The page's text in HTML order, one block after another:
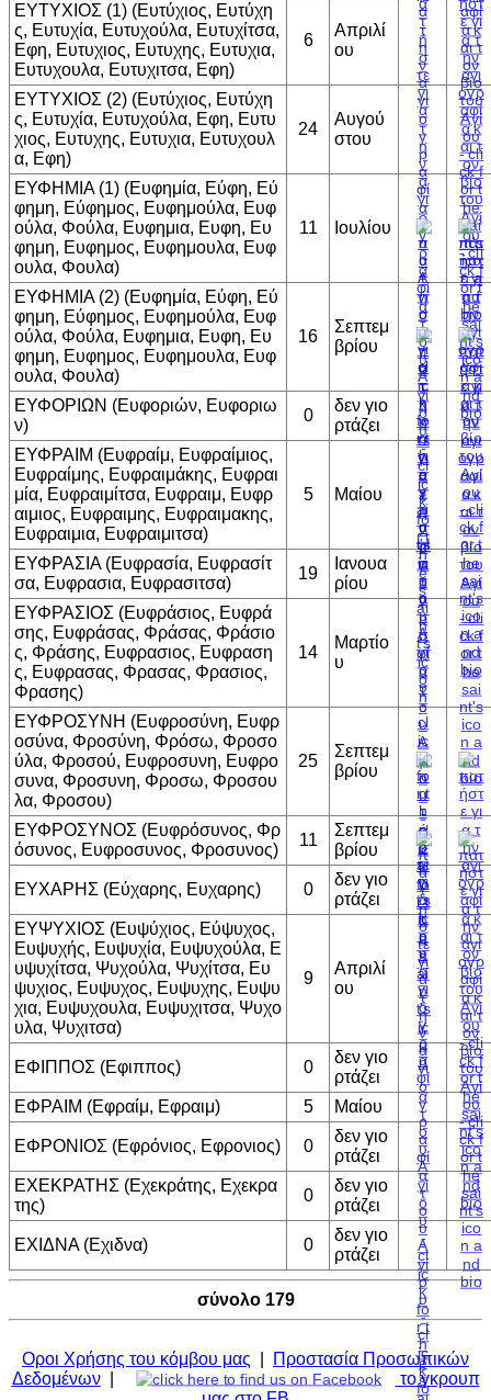
ΕΥΤΥΧΙΟΣ (1) (Ευτύχιος, Ευτύχη
ς, Ευτυχία, Ευτυχούλα, Ευτυχίτσα,
Εφη, Ευτυχιος, Ευτυχης, Ευτυχια,
Ευτυχουλα, Ευτυχιτσα, Εφη)
6
Απριλί
ου
ΕΥΤΥΧΙΟΣ (2) (Ευτύχιος, Ευτύχη
ς, Ευτυχία, Ευτυχούλα, Εφη, Ευτυ
χιος, Ευτυχης, Ευτυχια, Ευτυχουλ
α, Εφη)
24
Αυγού
στου
ΕΥΦΗΜΙΑ (1) (Ευφημία, Εύφη, Εύ
φημη, Εύφημος, Ευφημούλα, Ευφ
ούλα, Φούλα, Ευφημια, Ευφη, Ευ
φημη, Ευφημος, Ευφημουλα, Ευφ
ουλα, Φουλα)
11 Ιουλίου
ΕΥΦΗΜΙΑ (2) (Ευφημία, Εύφη, Εύ
φημη, Εύφημος, Ευφημούλα, Ευφ
ούλα, Φούλα, Ευφημια, Ευφη, Ευ
φημη, Ευφημος, Ευφημουλα, Ευφ
ουλα, Φουλα)
16
Σεπτεμ
βρίου
ΕΥΦΟΡΙΩΝ (Ευφοριών, Ευφοριω
ν)
0
δεν γιο
ρτάζει
ΕΥΦΡΑΙΜ (Ευφραίμ, Ευφραίμιος,
Ευφραίμης, Ευφραιμάκης, Ευφραι
μία, Ευφραιμίτσα, Ευφραιμ, Ευφρ
αιμιος, Ευφραιμης, Ευφραιμακης,
Ευφραιμια, Ευφραιμιτσα)
5 Μαίου
ΕΥΦΡΑΣΙΑ (Ευφρασία, Ευφρασίτ
σα, Ευφρασια, Ευφρασιτσα)
19
Ιανουα
ρίου
ΕΥΦΡΑΣΙΟΣ (Ευφράσιος, Ευφρά
σης, Ευφράσας, Φράσας, Φράσιο
ς, Φράσης, Ευφρασιος, Ευφραση
ς, Ευφρασας, Φρασας, Φρασιος,
Φρασης)
14
Μαρτίο
υ
ΕΥΦΡΟΣΥΝΗ (Ευφροσύνη, Ευφρ
οσύνα, Φροσύνη, Φρόσω, Φροσο
ύλα, Φροσού, Ευφροσυνη, Ευφρο
συνα, Φροσυνη, Φροσω, Φροσου
λα, Φροσου)
25
Σεπτεμ
βρίου
ΕΥΦΡΟΣΥΝΟΣ (Ευφρόσυνος, Φρ
όσυνος, Ευφροσυνος, Φροσυνος)
11
Σεπτεμ
βρίου
ΕΥΧΑΡΗΣ (Εύχαρης, Ευχαρης) 0
δεν γιο
ρτάζει
ΕΥΨΥΧΙΟΣ (Ευψύχιος, Εύψυχος,
Ευψυχής, Ευψυχία, Ευψυχούλα, Ε
υψυχίτσα, Ψυχούλα, Ψυχίτσα, Ευ
ψυχιος, Ευψυχος, Ευψυχης, Ευψυ
χια, Ευψυχουλα, Ευψυχιτσα, Ψυχο
υλα, Ψυχιτσα)
9
Απριλί
ου
ΕΦΙΠΠΟΣ (Εφιππος) 0
δεν γιο
ρτάζει
ΕΦΡΑΙΜ (Εφραίμ, Εφραιμ)
5 Μαίου
ΕΦΡΟΝΙΟΣ (Εφρόνιος, Εφρονιος) 0
δεν γιο
ρτάζει
ΕΧΕΚΡΑΤΗΣ (Εχεκράτης, Εχεκρα
της)
0
δεν γιο
ρτάζει
ΕΧΙΔΝΑ (Εχιδνα) 0
δεν γιο
ρτάζει
σύνολο 179
Οροι Χρήσης του κόμβου μας
Προστασία Προσωπικών
Δεδομένων|
το γκρουπ